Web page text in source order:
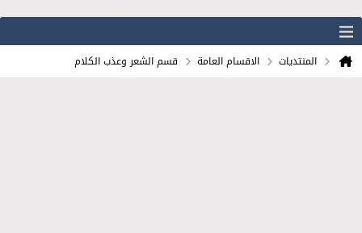
المنتديات الاقسام العامة قسم الشعر وعذب الكلام